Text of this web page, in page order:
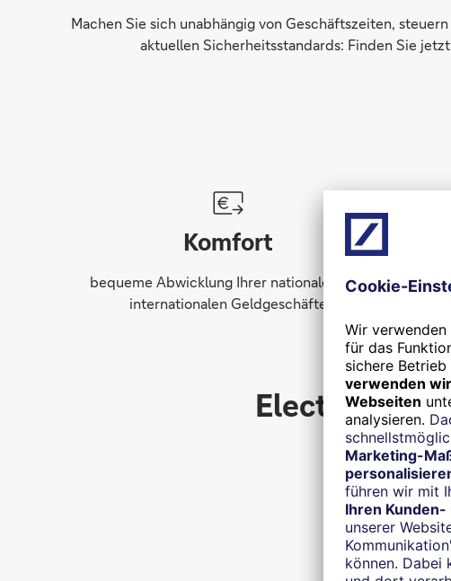
Machen Sie sich unabhängig von Geschäftszeiten,
aktuellen Sicherheitsstandards: Finden Sie
Komfort
bequeme Abwicklung Ihrer nationalen und
internationalen Geldgeschäfte
Electronic-